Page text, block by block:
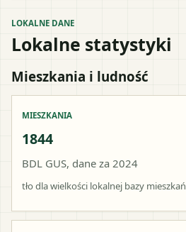
LOKALNE DANE
Lokalne statystyki
Mieszkania i ludność
MIESZKANIA
1844
BDL GUS, dane za 2024
tło dla wielkości lokalnej bazy mieszkań